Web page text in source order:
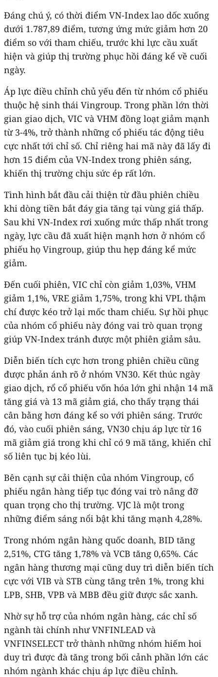
Đáng chú ý, có thời điểm VN-Index lao dốc xuống
dưới 1.787,89 điểm, tương ứng mức giảm hơn 20
điểm so với tham chiếu, trước khi lực cầu xuất
hiện và giúp thị trường phục hồi đáng kể về cuối
ngày.
Áp lực điều chỉnh chủ yếu đến từ nhóm cổ phiếu
thuộc hệ sinh thái Vingroup. Trong phần lớn thời
gian giao dịch, VIC và VHM đồng loạt giảm mạnh
từ 3-4%, trở thành những cổ phiếu tác động tiêu
cực nhất tới chỉ số. Chỉ riêng hai mã này đã lấy đi
hơn 15 điểm của VN-Index trong phiên sáng,
khiến thị trường chịu sức ép rất lớn.
Tình hình bắt đầu cải thiện từ đầu phiên chiều
khi dòng tiền bắt đáy gia tăng tại vùng giá thấp.
Sau khi VN-Index rơi xuống mức thấp nhất trong
ngày, lực cầu đã xuất hiện mạnh hơn ở nhóm cổ
phiếu họ Vingroup, giúp thu hẹp đáng kể mức
giảm.
Đến cuối phiên, VIC chỉ còn giảm 1,03%, VHM
giảm 1,1%, VRE giảm 1,75%, trong khi VPL thậm
chí được kéo trở lại mốc tham chiếu. Sự hồi phục
của nhóm cổ phiếu này đóng vai trò quan trọng
giúp VN-Index tránh được một phiên giảm sâu.
Diễn biến tích cực hơn trong phiên chiều cũng
được phản ánh rõ ở nhóm VN30. Kết thúc ngày
giao dịch, rổ cổ phiếu vốn hóa lớn ghi nhận 14 mã
tăng giá và 13 mã giảm giá, cho thấy trạng thái
cân bằng hơn đáng kể so với phiên sáng. Trước
đó, vào cuối phiên sáng, VN30 chịu áp lực từ 16
mã giảm giá trong khi chỉ có 9 mã tăng, khiến chỉ
số liên tục bị kéo lùi.
Bên cạnh sự cải thiện của nhóm Vingroup, cổ
phiếu ngân hàng tiếp tục đóng vai trò nâng đỡ
quan trọng cho thị trường. VJC là một trong
những điểm sáng nổi bật khi tăng mạnh 4,28%.
Trong nhóm ngân hàng quốc doanh, BID tăng
2,51%, CTG tăng 1,78% và VCB tăng 0,65%. Các
ngân hàng thương mại cũng duy trì diễn biến tích
cực với VIB và STB cùng tăng trên 1%, trong khi
LPB, SHB, VPB và MBB đều giữ được sắc xanh.
Nhờ sự hỗ trợ của nhóm ngân hàng, các chỉ số
ngành tài chính như VNFINLEAD và
VNFINSELECT trở thành những nhóm hiếm hoi
duy trì được đà tăng trong bối cảnh phần lớn các
nhóm ngành khác chịu áp lực điều chỉnh.